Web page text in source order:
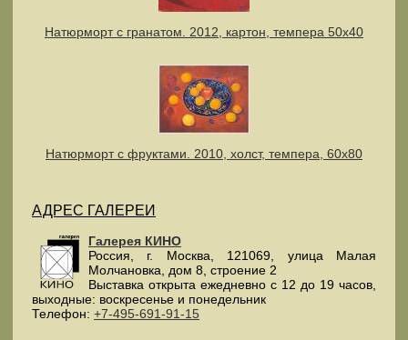
Натюрморт с гранатом. 2012, картон, темпера 50х40
Натюрморт с фруктами. 2010, холст, темпера, 60х80
АДРЕС ГАЛЕРЕИ
Галерея КИНО
Россия, г. Москва, 121069, улица Малая
Молчановка, дом 8, строение 2
Выставка открыта ежедневно с 12 до 19 часов,
выходные: воскресенье и понедельник
Телефон: +7-495-691-91-15